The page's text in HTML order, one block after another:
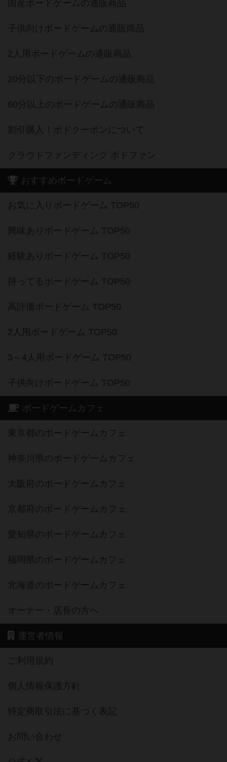
国産ボードゲームの通販商品
子供向けボードゲームの通販商品
2人用ボードゲームの通販商品
20分以下のボードゲームの通販商品
60分以上のボードゲームの通販商品
割引購入！ボドクーポンについて
クラウドファンディング ボドファン
おすすめボードゲーム
お気に入りボードゲーム TOP50
興味ありボードゲーム TOP50
経験ありボードゲーム TOP50
持ってるボードゲーム TOP50
高評価ボードゲーム TOP50
2人用ボードゲーム TOP50
3～4人用ボードゲーム TOP50
子供向けボードゲーム TOP50
ボードゲームカフェ
東京都のボードゲームカフェ
神奈川県のボードゲームカフェ
大阪府のボードゲームカフェ
京都府のボードゲームカフェ
愛知県のボードゲームカフェ
福岡県のボードゲームカフェ
北海道のボードゲームカフェ
オーナー・店長の方へ
運営者情報
ご利用規約
個人情報保護方針
特定商取引法に基づく表記
お問い合わせ